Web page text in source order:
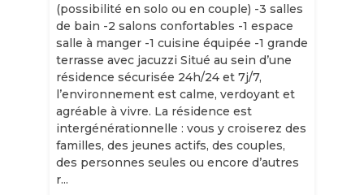
(possibilité en solo ou en couple) -3 salles
de bain -2 salons confortables -1 espace
salle à manger -1 cuisine équipée -1 grande
terrasse avec jacuzzi Situé au sein d’une
résidence sécurisée 24h/24 et 7j/7,
l’environnement est calme, verdoyant et
agréable à vivre. La résidence est
intergénérationnelle : vous y croiserez des
familles, des jeunes actifs, des couples,
des personnes seules ou encore d’autres
r...